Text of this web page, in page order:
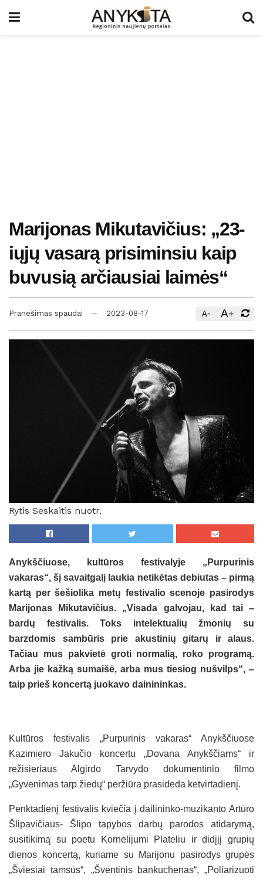
Marijonas Mikutavičius: „23-
iųjų vasarą prisiminsiu kaip
buvusią arčiausiai laimės“
Pranešimas spaudai 2023-08-17 A- A+
Rytis Seskaitis nuotr.
Anykščiuose, kultūros festivalyje „Purpurinis
vakaras“, šį savaitgalį laukia netikėtas debiutas – pirmą
kartą per šešiolika metų festivalio scenoje pasirodys
Marijonas Mikutavičius. „Visada galvojau, kad tai –
bardų festivalis. Toks intelektualių žmonių su
barzdomis sambūris prie akustinių gitarų ir alaus.
Tačiau mus pakvietė groti normalią, roko programą.
Arba jie kažką sumaišė, arba mus tiesiog nušvilps“, –
taip prieš koncertą juokavo dainininkas.
Kultūros festivalis „Purpurinis vakaras“ Anykščiuose
Kazimiero Jakučio koncertu „Dovana Anykščiams“ ir
režisieriaus Algirdo Tarvydo dokumentinio filmo
„Gyvenimas tarp žiedų“ peržiūra prasideda ketvirtadienį.
Penktadienį festivalis kviečia į dailininko-muzikanto Artūro
Šlipavičiaus- Šlipo tapybos darbų parodos atidarymą,
susitikimą su poetu Kornelijumi Plateliu ir didįjį grupių
dienos koncertą, kuriame su Marijonu pasirodys grupės
„Šviesiai tamsūs“, „Šventinis bankuchenas“, „Poliarizuoti